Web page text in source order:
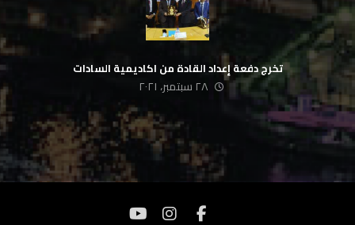
تخرج دفعة إعداد القادة من اكاديمية السادات
٢٨ سبتمبر، ٢٠٢١